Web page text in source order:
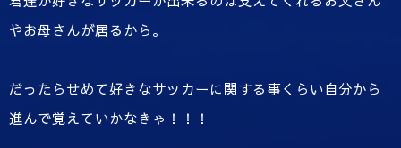
やお母さんが居るから。
だったらせめて好きなサッカーに関する事くらい自分から
進んで覚えていかなきゃ！！！